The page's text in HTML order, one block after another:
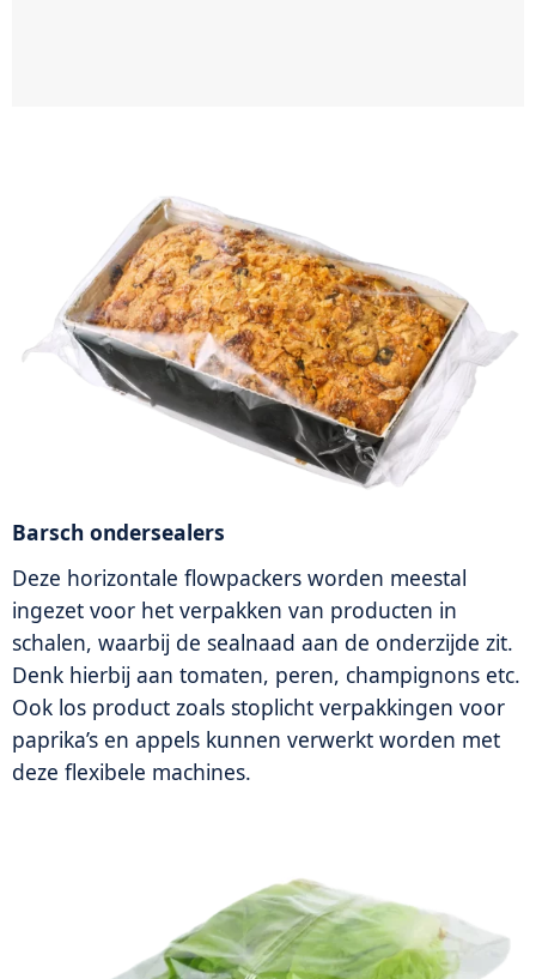
Barsch ondersealers
Deze horizontale flowpackers worden meestal
ingezet voor het verpakken van producten in
schalen, waarbij de sealnaad aan de onderzijde zit.
Denk hierbij aan tomaten, peren, champignons etc.
Ook los product zoals stoplicht verpakkingen voor
paprika’s en appels kunnen verwerkt worden met
deze flexibele machines.